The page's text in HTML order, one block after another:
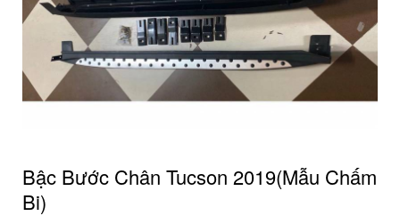
Bậc Bước Chân Tucson 2019(mẫu Chấm
Bi)